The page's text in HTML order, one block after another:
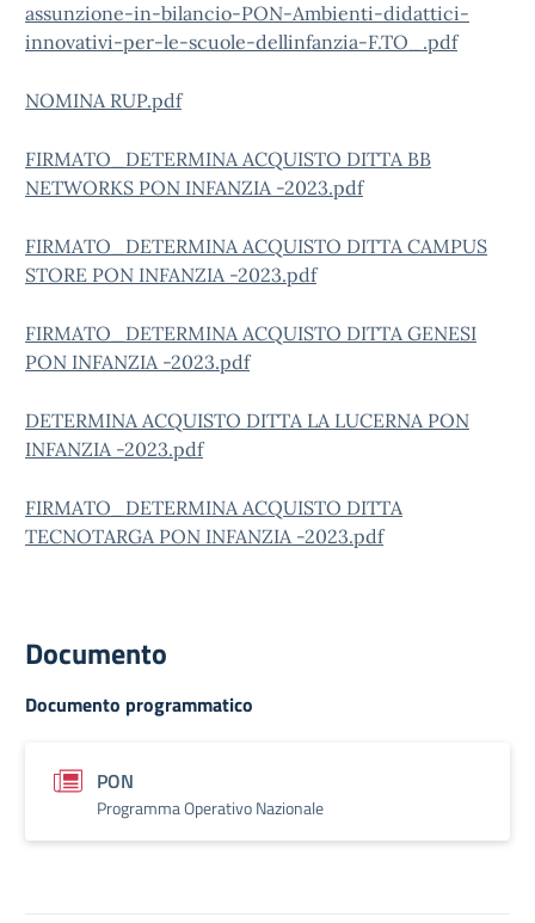
assunzione-in-bilancio-PON-Ambienti-didattici-
innovativi-per-le-scuole-dellinfanzia-F.TO_.pdf
NOMINA RUP.pdf
FIRMATO_DETERMINA ACQUISTO DITTA BB
NETWORKS PON INFANZIA -2023.pdf
FIRMATO_DETERMINA ACQUISTO DITTA CAMPUS
STORE PON INFANZIA -2023.pdf
FIRMATO_DETERMINA ACQUISTO DITTA GENESI
PON INFANZIA -2023.pdf
DETERMINA ACQUISTO DITTA LA LUCERNA PON
INFANZIA -2023.pdf
FIRMATO_DETERMINA ACQUISTO DITTA
TECNOTARGA PON INFANZIA -2023.pdf
Documento
Documento programmatico
PON
Programma Operativo Nazionale